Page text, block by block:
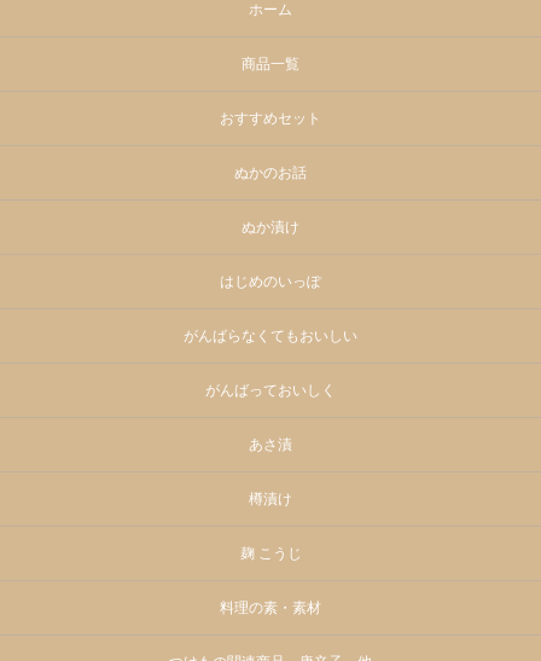
ホーム
商品一覧
おすすめセット
ぬかのお話
ぬか漬け
はじめのいっぽ
がんばらなくてもおいしい
がんばっておいしく
あさ漬
樽漬け
麹 こうじ
料理の素・素材